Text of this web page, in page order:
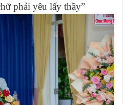
phải yêu lấy thầy”